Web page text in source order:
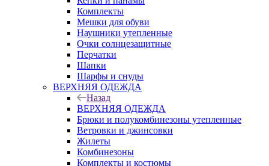
Комплекты
Мешки для обуви
Наушники утепленные
Очки солнцезащитные
Перчатки
Шапки
Шарфы и снуды
ВЕРХНЯЯ ОДЕЖДА
Назад
ВЕРХНЯЯ ОДЕЖДА
Брюки и полукомбинезоны утепленные
Ветровки и джинсовки
Жилеты
Комбинезоны
Комплекты и костюмы